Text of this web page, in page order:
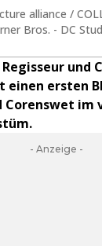
alliance /
Bros. - DC
und
einen ersten
Corenswet im
- Anzeige -